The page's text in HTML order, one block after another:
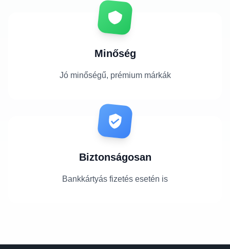
Minőség
Jó minőségű, prémium márkák
Biztonságosan
Bankkártyás fizetés esetén is